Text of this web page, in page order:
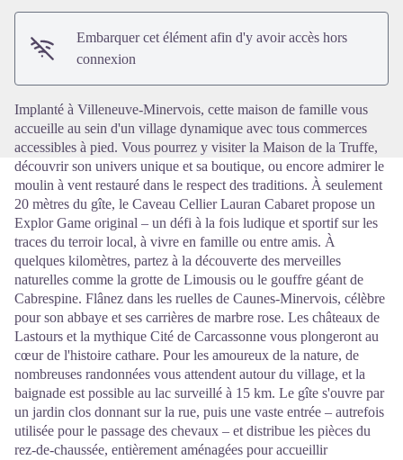
Voir l'image en plein écran
Embarquer cet élément afin d'y avoir accès hors
connexion
Implanté à Villeneuve-Minervois, cette maison de famille vous
accueille au sein d'un village dynamique avec tous commerces
accessibles à pied. Vous pourrez y visiter la Maison de la Truffe,
découvrir son univers unique et sa boutique, ou encore admirer le
moulin à vent restauré dans le respect des traditions. À seulement
20 mètres du gîte, le Caveau Cellier Lauran Cabaret propose un
Explor Game original – un défi à la fois ludique et sportif sur les
traces du terroir local, à vivre en famille ou entre amis. À
quelques kilomètres, partez à la découverte des merveilles
naturelles comme la grotte de Limousis ou le gouffre géant de
Cabrespine. Flânez dans les ruelles de Caunes-Minervois, célèbre
pour son abbaye et ses carrières de marbre rose. Les châteaux de
Lastours et la mythique Cité de Carcassonne vous plongeront au
cœur de l'histoire cathare. Pour les amoureux de la nature, de
nombreuses randonnées vous attendent autour du village, et la
baignade est possible au lac surveillé à 15 km. Le gîte s'ouvre par
un jardin clos donnant sur la rue, puis une vaste entrée – autrefois
utilisée pour le passage des chevaux – et distribue les pièces du
rez-de-chaussée, entièrement aménagées pour accueillir